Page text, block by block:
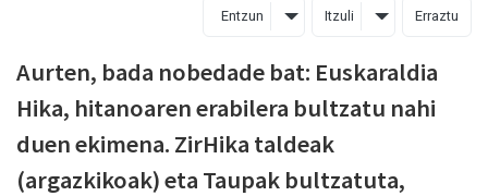
Entzun Itzuli Erraztu
Aurten, bada nobedade bat: Euskaraldia
Hika, hitanoaren erabilera bultzatu nahi
duen ekimena. ZirHika taldeak
(argazkikoak) eta Taupak bultzatuta,